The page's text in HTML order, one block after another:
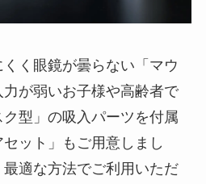
く眼鏡が曇らない「マウ
が弱いお子様や高齢者で
型」の吸入パーツを付属
ット」もご用意しまし
適な方法でご利用いただ